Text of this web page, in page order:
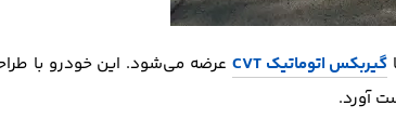
گیربکس اتوماتیک CVT
عرضه می‌شود. این خودرو با
آورد.